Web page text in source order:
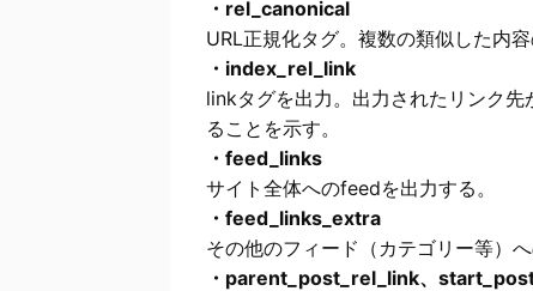
・rel_canonical
URL正規化タグ。複数の類似した内
・index_rel_link
linkタグを出力。出力されたリンク
ることを示す。
・feed_links
サイト全体へのfeedを出力する。
・feed_links_extra
その他のフィード（カテゴリー等）
・parent_post_rel_link、